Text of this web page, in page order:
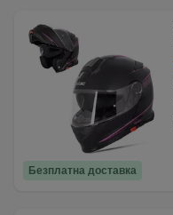
Безплатна доставка